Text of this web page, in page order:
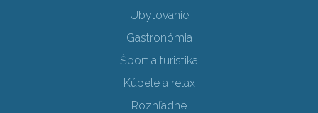
Ubytovanie
Gastronómia
Šport a turistika
Kúpele a relax
Rozhľadne